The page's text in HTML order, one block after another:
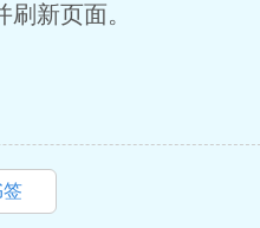
新页面。
签